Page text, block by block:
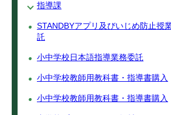
指導課
STANDBYアプリ及びいじめ防止授
託
小中学校日本語指導業務委託
小中学校教師用教科書・指導書購入
小中学校教師用教科書・指導書購入